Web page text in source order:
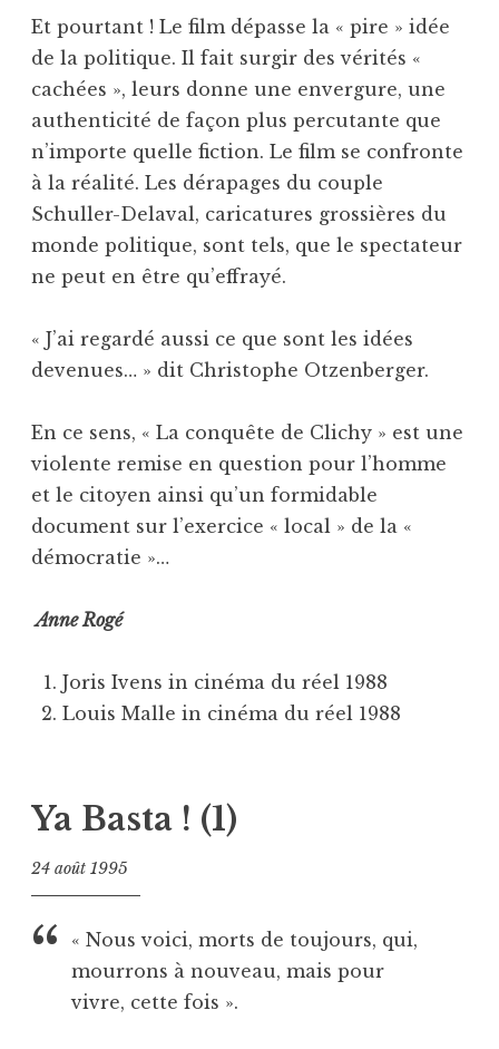
Et pourtant ! Le film dépasse la « pire » idée
de la politique. Il fait surgir des vérités «
cachées », leurs donne une envergure, une
authenticité de façon plus percutante que
n’importe quelle fiction. Le film se confronte
à la réalité. Les dérapages du couple
Schuller-Delaval, caricatures grossières du
monde politique, sont tels, que le spectateur
ne peut en être qu’effrayé.
« J’ai regardé aussi ce que sont les idées
devenues… » dit Christophe Otzenberger.
En ce sens, « La conquête de Clichy » est une
violente remise en question pour l’homme
et le citoyen ainsi qu’un formidable
document sur l’exercice « local » de la «
démocratie »…
Anne Rogé
Joris Ivens in cinéma du réel 1988
Louis Malle in cinéma du réel 1988
Ya Basta ! (1)
24 août 1995
« Nous voici, morts de toujours, qui,
mourrons à nouveau, mais pour
vivre, cette fois ».